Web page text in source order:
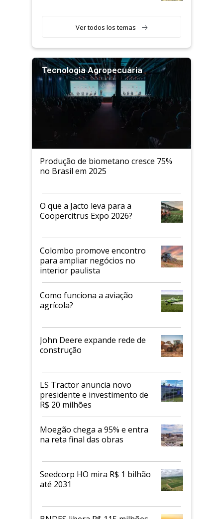
Ver todos los temas
Tecnologia Agropecuária
Produção de biometano cresce 75%
no Brasil em 2025
O que a Jacto leva para a
Coopercitrus Expo 2026?
Colombo promove encontro
para ampliar negócios no
interior paulista
Como funciona a aviação
agrícola?
John Deere expande rede de
construção
LS Tractor anuncia novo
presidente e investimento de
R$ 20 milhões
Moegão chega a 95% e entra
na reta final das obras
Seedcorp HO mira R$ 1 bilhão
até 2031